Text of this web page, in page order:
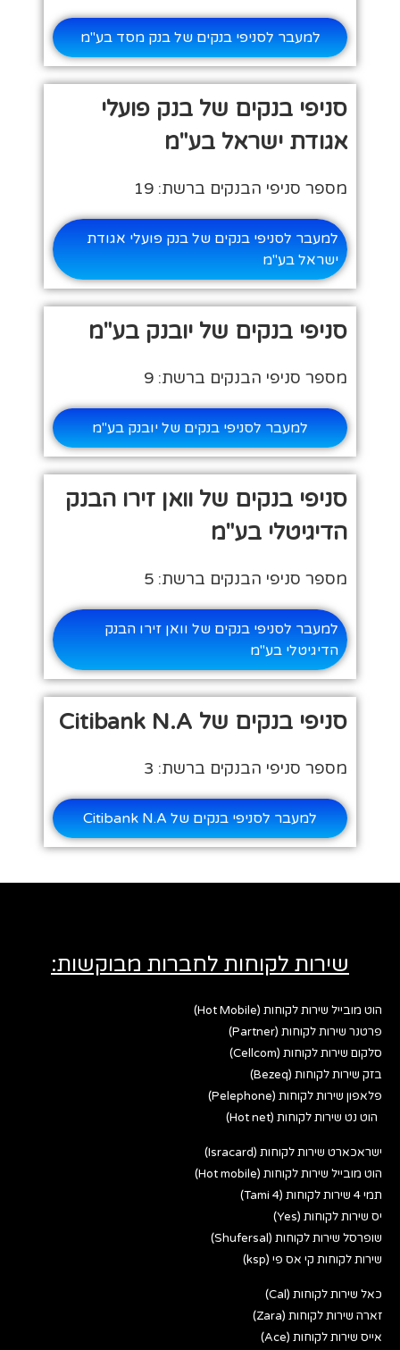
למעבר לסניפי בנקים של בנק מסד בע"מ
סניפי בנקים של בנק פועלי
אגודת ישראל בע"מ
מספר סניפי הבנקים ברשת: 19
למעבר לסניפי בנקים של בנק פועלי אגודת
ישראל בע"מ
סניפי בנקים של יובנק בע"מ
מספר סניפי הבנקים ברשת: 9
למעבר לסניפי בנקים של יובנק בע"מ
סניפי בנקים של וואן זירו הבנק
הדיגיטלי בע"מ
מספר סניפי הבנקים ברשת: 5
למעבר לסניפי בנקים של וואן זירו הבנק
הדיגיטלי בע"מ
סניפי בנקים של Citibank N.A
מספר סניפי הבנקים ברשת: 3
למעבר לסניפי בנקים של Citibank N.A
שירות לקוחות לחברות מבוקשות:
הוט מובייל שירות לקוחות (Hot Mobile)
פרטנר שירות לקוחות (Partner)
סלקום שירות לקוחות (Cellcom)
בזק שירות לקוחות (Bezeq)
פלאפון שירות לקוחות (Pelephone)
הוט נט שירות לקוחות (Hot net)
ישראכארט שירות לקוחות (Isracard)
הוט מובייל שירות לקוחות (Hot mobile)
תמי 4 שירות לקוחות (Tami 4)
יס שירות לקוחות (Yes)
שופרסל שירות לקוחות (Shufersal)
שירות לקוחות קי אס פי (ksp)
כאל שירות לקוחות (Cal)
זארה שירות לקוחות (Zara)
אייס שירות לקוחות (Ace)